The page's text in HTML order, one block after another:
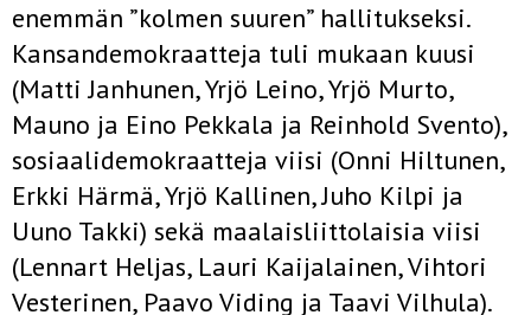
enemmän ”kolmen suuren” hallitukseksi.
Kansandemokraatteja tuli mukaan kuusi
(Matti Janhunen, Yrjö Leino, Yrjö Murto,
Mauno ja Eino Pekkala ja Reinhold Svento),
sosiaalidemokraatteja viisi (Onni Hiltunen,
Erkki Härmä, Yrjö Kallinen, Juho Kilpi ja
Uuno Takki) sekä maalaisliittolaisia viisi
(Lennart Heljas, Lauri Kaijalainen, Vihtori
Vesterinen, Paavo Viding ja Taavi Vilhula).